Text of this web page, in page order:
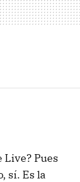
Live? Pues
sí. Es la